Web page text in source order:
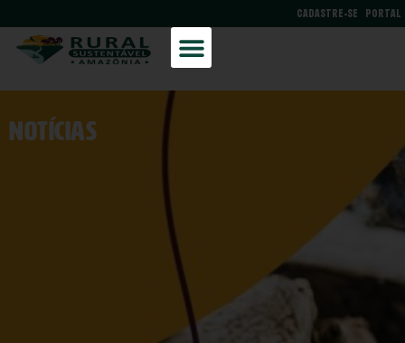
PORTAL
CADASTRE-SE
NOtícias